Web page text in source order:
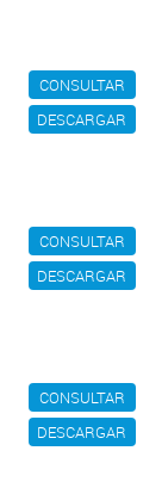
CONSULTAR
DESCARGAR
CONSULTAR
DESCARGAR
CONSULTAR
DESCARGAR